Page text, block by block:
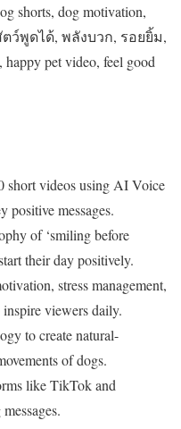
shorts, dog motivation,
สัตว์พูดได้, พลังบวก, รอยยิ้ม,
pet video, feel good
videos using AI Voice
positive messages.
of ‘smiling before
their day positively.
stress management,
viewers daily.
to create natural-
of dogs.
like TikTok and